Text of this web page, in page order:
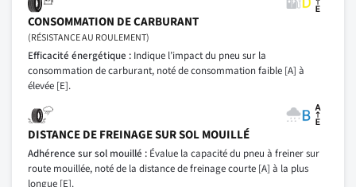
CONSOMMATION DE CARBURANT
(RÉSISTANCE AU ROULEMENT)
Efficacité énergétique : Indique l’impact du pneu sur la
consommation de carburant, noté de consommation faible [A] à
élevée [E].
DISTANCE DE FREINAGE SUR SOL MOUILLÉ
Adhérence sur sol mouillé : Évalue la capacité du pneu à freiner sur
route mouillée, noté de la distance de freinage courte [A] à la plus
longue [E].